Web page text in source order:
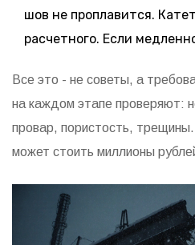
шов не проплавится.
расчетного. Если
Все это - не советы, а
на каждом этапе проверяют:
провар, пористость,
может стоить миллионы